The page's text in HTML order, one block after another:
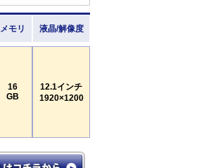
メモリ 液晶/解像度
16
GB
12.1インチ
1920×1200